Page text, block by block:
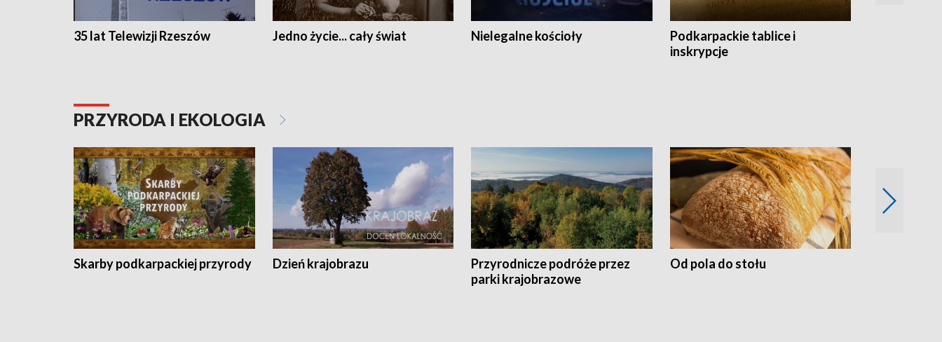
35 lat Telewizji Rzeszów Jedno życie... cały świat Nielegalne kościoły
Podkarpackie tablice i
inskrypcje
PRZYRODA I EKOLOGIA
Skarby podkarpackiej przyrody Dzień krajobrazu
Przyrodnicze podróże przez
parki krajobrazowe
Od pola do stołu